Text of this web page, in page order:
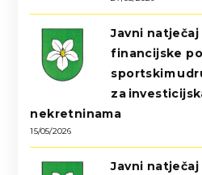
Javni
financijske
sportskim
za
nekretninama
15/05/2026
Javni